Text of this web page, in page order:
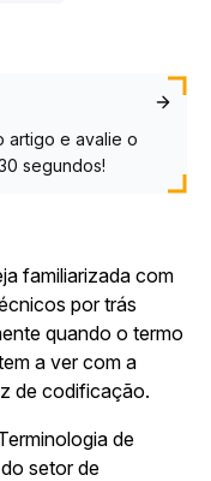
artigo e avalie o
segundos!
familiarizada com
por trás
quando o termo
a ver com a
de codificação.
de
setor de